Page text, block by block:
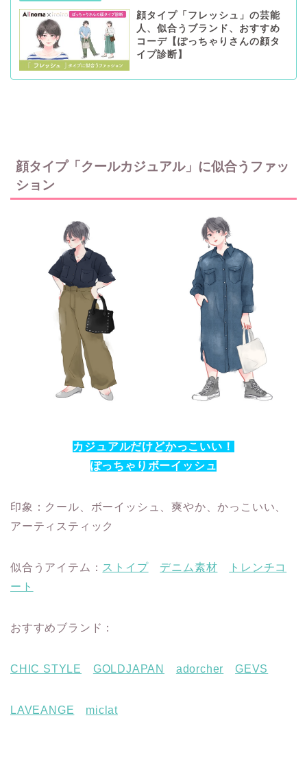
顔タイプ「フレッシュ」の芸能
人、似合うブランド、おすすめ
コーデ【ぽっちゃりさんの顔タ
イプ診断】
顔タイプ「クールカジュアル」に似合うファッ
ション
カジュアルだけどかっこいい！
ぽっちゃりボーイッシュ
印象：クール、ボーイッシュ、爽やか、かっこいい、
アーティスティック
似合うアイテム： ストイプ デニム素材
トレンチコ
ート
おすすめブランド：
CHIC STYLE GOLDJAPAN adorcher GEVS
LAVEANGE miclat